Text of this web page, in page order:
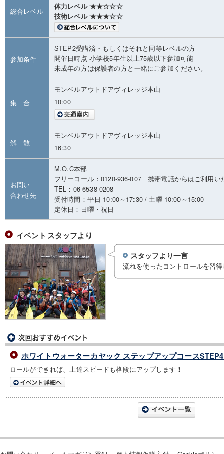
総合レベル
体力レベル ★★☆☆☆
技術レベル ★★★☆☆
参加条件
STEP2受講済・もしくはそれと同等レベルの方
開催日時点 小学校5年生以上75歳以下参加可能
未成年の方は保護者の方と一緒にご参加ください。
集 合
モンベルアウトドアヴィレッジ本山
10:00
解 散
モンベルアウトドアヴィレッジ本山
16:30
お問い
合わせ先
M.O.C本部
フリーコール：0120-936-007 携帯電話からはご利用い
TEL：06-6538-0208
受付時間：平日 10:00～17:30 / 土曜 10:00～15:00
定休日：日曜・祝日
イベントスタッフより
スタッフより一言
流れを使ったコントロールを習得
ホワイトウォーターカヤック ステップアップコースSTEP4
ロールができれば、上達スピードも格段にアップします！